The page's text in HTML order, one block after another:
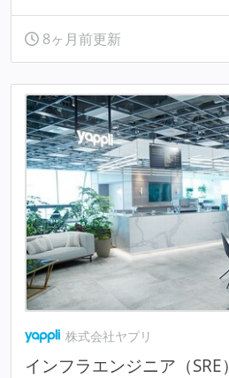
8ヶ月前更新
株式会社ヤプリ
インフラエンジニア（SRE）